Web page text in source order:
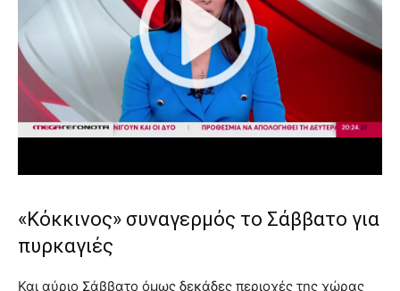
«Κόκκινος» συναγερμός το Σάββατο για
πυρκαγιές
Και αύριο Σάββατο όμως δεκάδες περιοχές της χώρας